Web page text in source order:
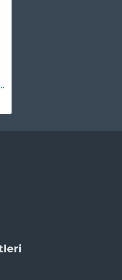
90 TABLET